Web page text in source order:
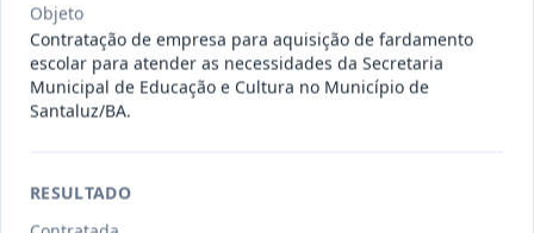
025/2026
Pregão
Eletrônico
REGISTRO DE PREÇO PARA A
CONTRATAÇÃO DE EMPRESA PARA
LOCAÇÃO...
Objeto
Contratação de empresa para aquisição de fardamento
escolar para atender as necessidades da Secretaria
Municipal de Educação e Cultura no Município de
Santaluz/BA.
RESULTADO